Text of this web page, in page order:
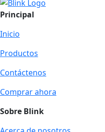
Principal
Inicio
Productos
Contáctenos
Comprar ahora
Sobre Blink